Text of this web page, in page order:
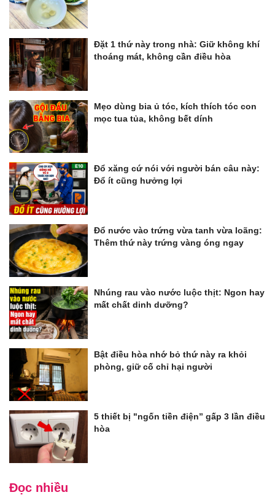
Đặt 1 thứ này trong nhà: Giữ không khí
thoáng mát, không cần điều hòa
Mẹo dùng bia ủ tóc, kích thích tóc con
mọc tua tủa, không bết dính
Đổ xăng cứ nói với người bán câu này:
Đổ ít cũng hưởng lợi
Đổ nước vào trứng vừa tanh vừa loãng:
Thêm thứ này trứng vàng óng ngay
Nhúng rau vào nước luộc thịt: Ngon hay
mất chất dinh dưỡng?
Bật điều hòa nhớ bỏ thứ này ra khỏi
phòng, giữ cố chỉ hại người
5 thiết bị "ngốn tiền điện” gấp 3 lần điều
hòa
Đọc nhiều